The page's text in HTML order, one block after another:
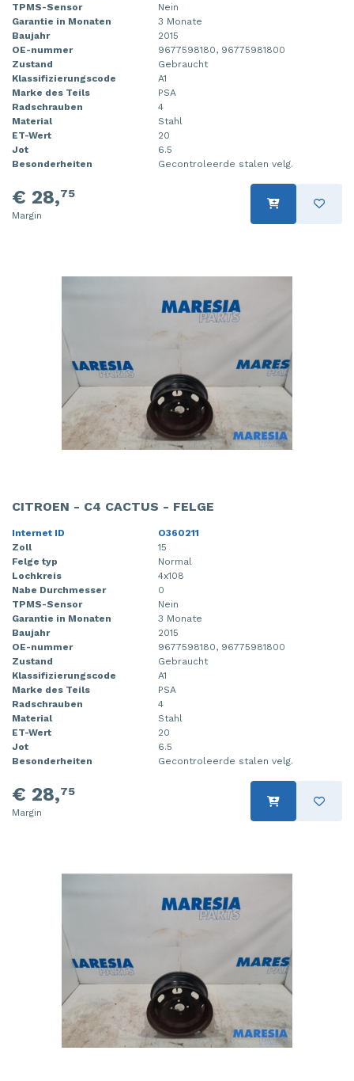
TPMS-Sensor
Nein
Garantie in Monaten
3 Monate
Baujahr
2015
OE-nummer
9677598180, 96775981800
Zustand
Gebraucht
Klassifizierungscode
A1
Marke des Teils
PSA
Radschrauben
4
Material
Stahl
ET-Wert
20
Jot
6.5
Besonderheiten
Gecontroleerde stalen velg.
€ 28,75
Margin
CITROEN - C4 CACTUS - FELGE
Internet ID
O360211
Zoll
15
Felge typ
Normal
Lochkreis
4x108
Nabe Durchmesser
0
TPMS-Sensor
Nein
Garantie in Monaten
3 Monate
Baujahr
2015
OE-nummer
9677598180, 96775981800
Zustand
Gebraucht
Klassifizierungscode
A1
Marke des Teils
PSA
Radschrauben
4
Material
Stahl
ET-Wert
20
Jot
6.5
Besonderheiten
Gecontroleerde stalen velg.
€ 28,75
Margin